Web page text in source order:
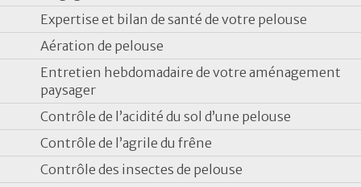
Expertise et bilan de santé de votre pelouse
Aération de pelouse
Entretien hebdomadaire de votre aménagement
paysager
Contrôle de l’acidité du sol d’une pelouse
Contrôle de l’agrile du frêne
Contrôle des insectes de pelouse